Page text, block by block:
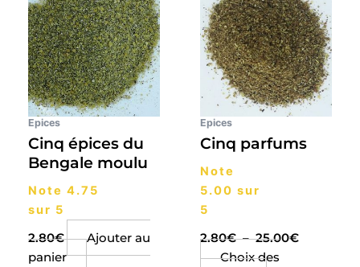
Epices
Cinq épices du
Bengale moulu
Note 4.75
sur 5
2.80€
Ajouter au
panier
Epices
Cinq parfums
Note
5.00 sur
5
2.80€ – 25.00€
prix :
2.80€
à
25.00€
Choix des
a
plusieurs
variations.
Les
options
peuvent
être
du
produit